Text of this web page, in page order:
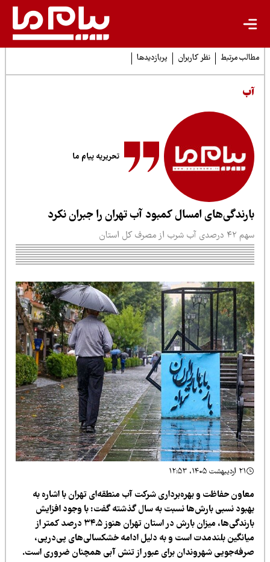
مرتبط نظر کاربران پربازدیدها
تحریریه پیام ما
امسال کمبود آب تهران را جبران نکرد
حفاظت و بهره‌برداری شرکت آب منطقه‌ای تهران با اشاره به
نسبی بارش‌ها نسبت به سال گذشته گفت: با وجود افزایش
بارندگی‌ها، میزان بارش در استان تهران هنوز ۳۴.۵ درصد کمتر از
بلندمدت است و به دلیل ادامه خشکسالی‌های پی‌درپی،
شهروندان برای عبور از تنش آبی همچنان ضروری است.